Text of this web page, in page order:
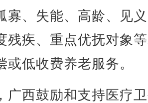
寡、失能、高龄、见
残疾、重点优抚对象
或低收费养老服务。
西鼓励和支持医疗